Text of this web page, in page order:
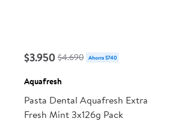
$3.950 $4.690 Ahorra $740
Aquafresh
Pasta Dental Aquafresh Extra
Fresh Mint 3x126g Pack